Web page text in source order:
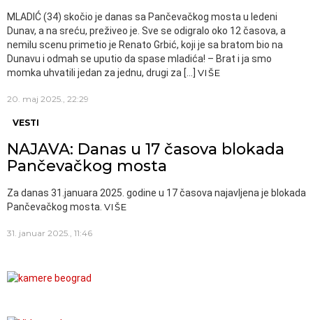
MLADIĆ (34) skočio je danas sa Pančevačkog mosta u ledeni
Dunav, a na sreću, preživeo je. Sve se odigralo oko 12 časova, a
nemilu scenu primetio je Renato Grbić, koji je sa bratom bio na
Dunavu i odmah se uputio da spase mladića! – Brat i ja smo
momka uhvatili jedan za jednu, drugi za […] VIŠE
20. maj 2025., 22:29
VESTI
NAJAVA: Danas u 17 časova blokada
Pančevačkog mosta
Za danas 31.januara 2025. godine u 17 časova najavljena je blokada
Pančevačkog mosta. VIŠE
31. januar 2025., 11:46